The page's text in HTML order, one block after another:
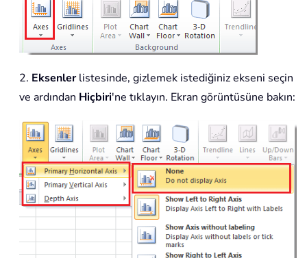
2. Eksenlerlistesinde, gizlemek istediğiniz ekseni seçin
ve ardından Hiçbiri'ne tıklayın. Ekran görüntüsüne bakın: